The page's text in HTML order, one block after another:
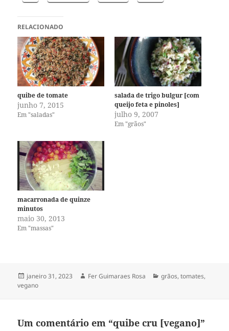
RELACIONADO
quibe de tomate
junho 7, 2015
Em "saladas"
salada de trigo bulgur [com
queijo feta e pinoles]
julho 9, 2007
Em "grãos"
macarronada de quinze
minutos
maio 30, 2013
Em "massas"
Publicado
em
janeiro 31, 2023 Autor
Fer Guimaraes Rosa Categorias
grãos,tomates,
vegano
Um comentário em “quibe cru [vegano]”